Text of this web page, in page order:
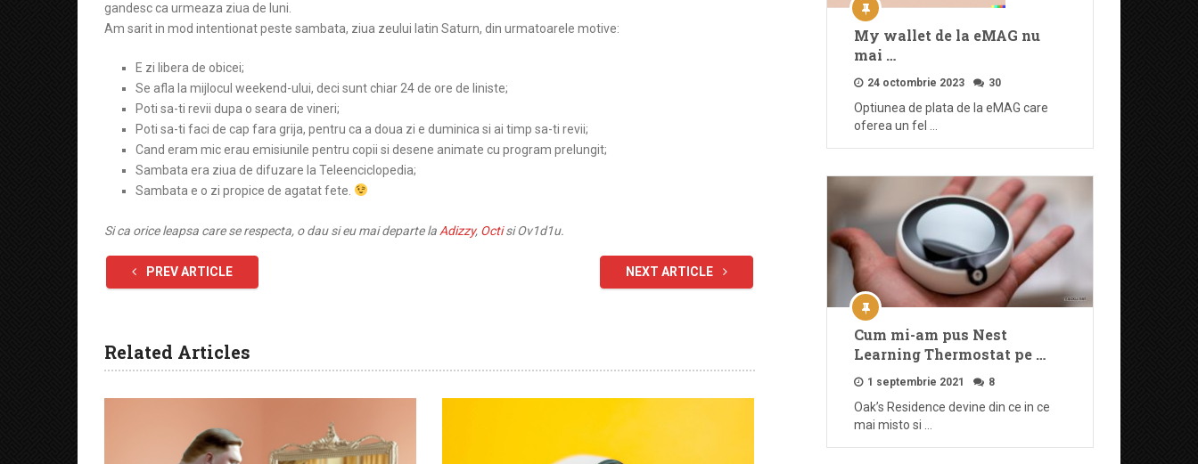
gandesc ca urmeaza ziua de luni.
Am sarit in mod intentionat peste sambata, ziua zeului latin Saturn, din urmatoarele motive:
E zi libera de obicei;
Se afla la mijlocul weekend-ului, deci sunt chiar 24 de ore de liniste;
Poti sa-ti revii dupa o seara de vineri;
Poti sa-ti faci de cap fara grija, pentru ca a doua zi e duminica si ai timp sa-ti revii;
Cand eram mic erau emisiunile pentru copii si desene animate cu program prelungit;
Sambata era ziua de difuzare la Teleenciclopedia;
Sambata e o zi propice de agatat fete.
Si ca orice leapsa care se respecta, o dau si eu mai departe la Adizzy, Octisi Ov1d1u.
PREV ARTICLE NEXT ARTICLE
Related Articles
My wallet de la eMAG nu
mai …
24 octombrie 2023 30
Optiunea de plata de la eMAG care
oferea un fel …
Cum mi-am pus Nest
Learning Thermostat pe …
1 septembrie 2021 8
Oak’s Residence devine din ce in ce
mai misto si …